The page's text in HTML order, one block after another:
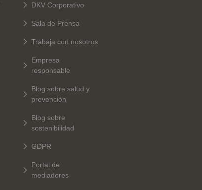
DKV Corporativo
Sala de Prensa
Trabaja con nosotros
Empresa
responsable
Blog sobre salud y
prevención
Blog sobre
sostenibilidad
GDPR
Portal de
mediadores